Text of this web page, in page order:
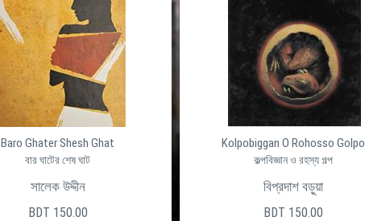
Baro Ghater Shesh Ghat
বার ঘাটের শেষ ঘাট
সালেক উদ্দীন
BDT 150.00
Kolpobiggan O Rohosso Golpo
কল্পবিজ্ঞান ও রহস্য গল্প
বিপ্রদাশ বড়ুয়া
BDT 150.00